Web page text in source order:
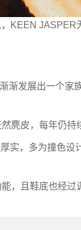
KEEN JASPER
渐发展出一个家
麂皮，每年仍持
实，多为撞色设
，且鞋底也经过